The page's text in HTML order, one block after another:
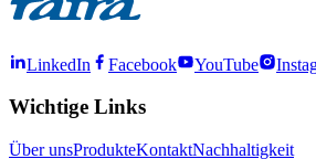
LinkedIn Facebook YouTube
Wichtige Links
Über unsProdukteKontaktNachhaltigkeit